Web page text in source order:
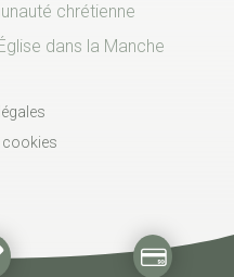
chrétienne
dans la Manche
cookies